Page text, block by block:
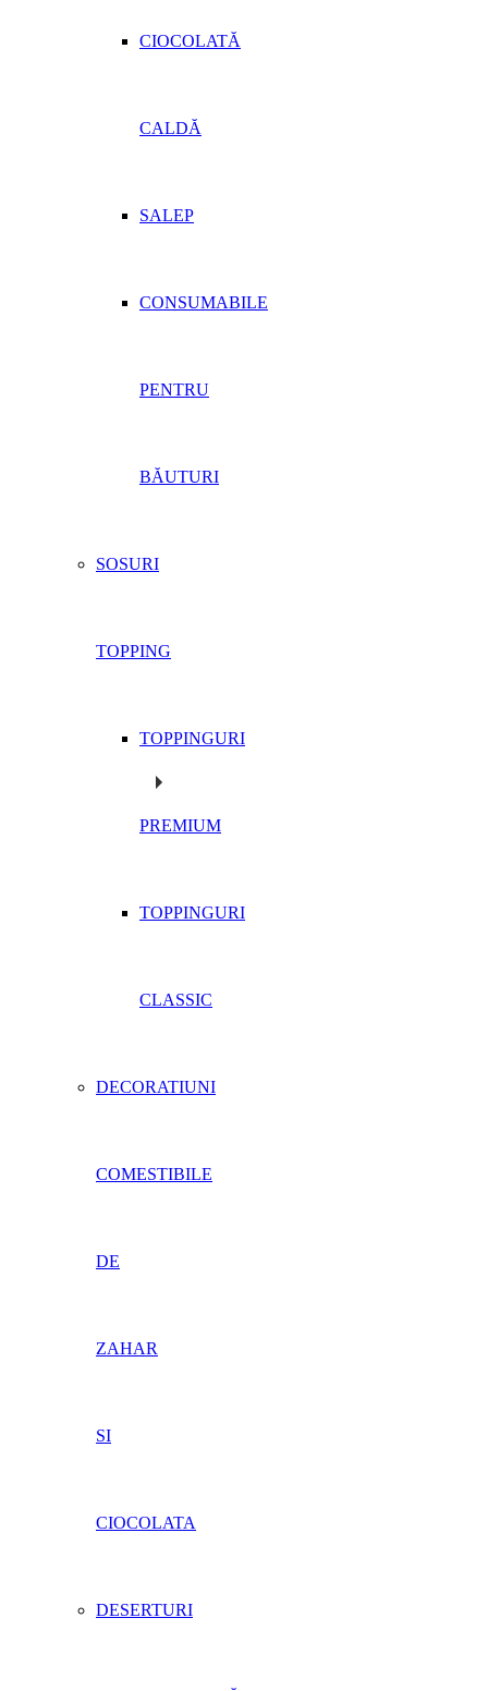
CIOCOLATĂ
CALDĂ
SALEP
CONSUMABILE
PENTRU
BĂUTURI
SOSURI
TOPPING
TOPPINGURI
PREMIUM
TOPPINGURI
CLASSIC
DECORATIUNI
COMESTIBILE
DE
ZAHAR
SI
CIOCOLATA
DESERTURI